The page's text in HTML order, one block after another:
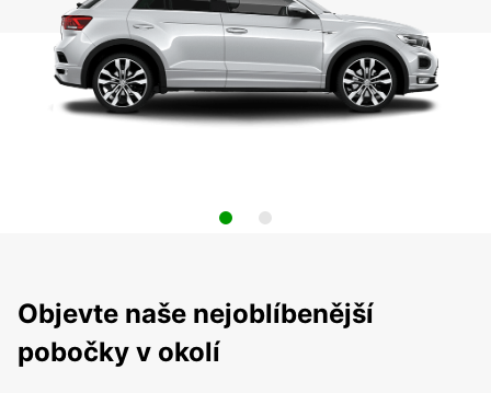
Objevte naše nejoblíbenější
pobočky v okolí